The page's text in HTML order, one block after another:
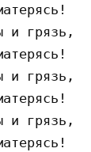
и грязь,
и грязь,
и грязь,